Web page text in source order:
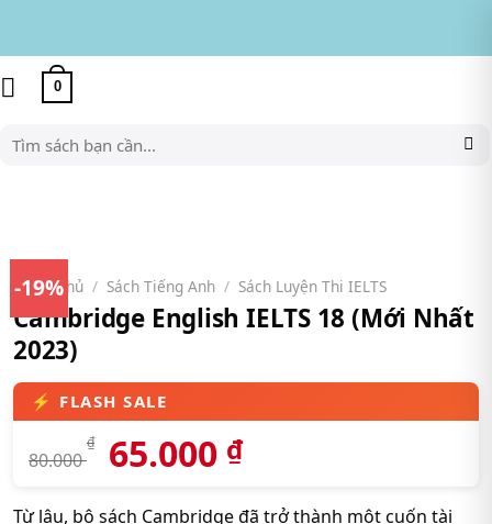
content
0
Tìm
kiếm:
-19%
Trang chủ / Sách Tiếng Anh / Sách Luyện Thi IELTS
Cambridge English IELTS 18 (Mới Nhất
2023)
80.000
₫ 65.000 ₫
Từ lâu, bộ sách Cambridge đã trở thành một cuốn tài